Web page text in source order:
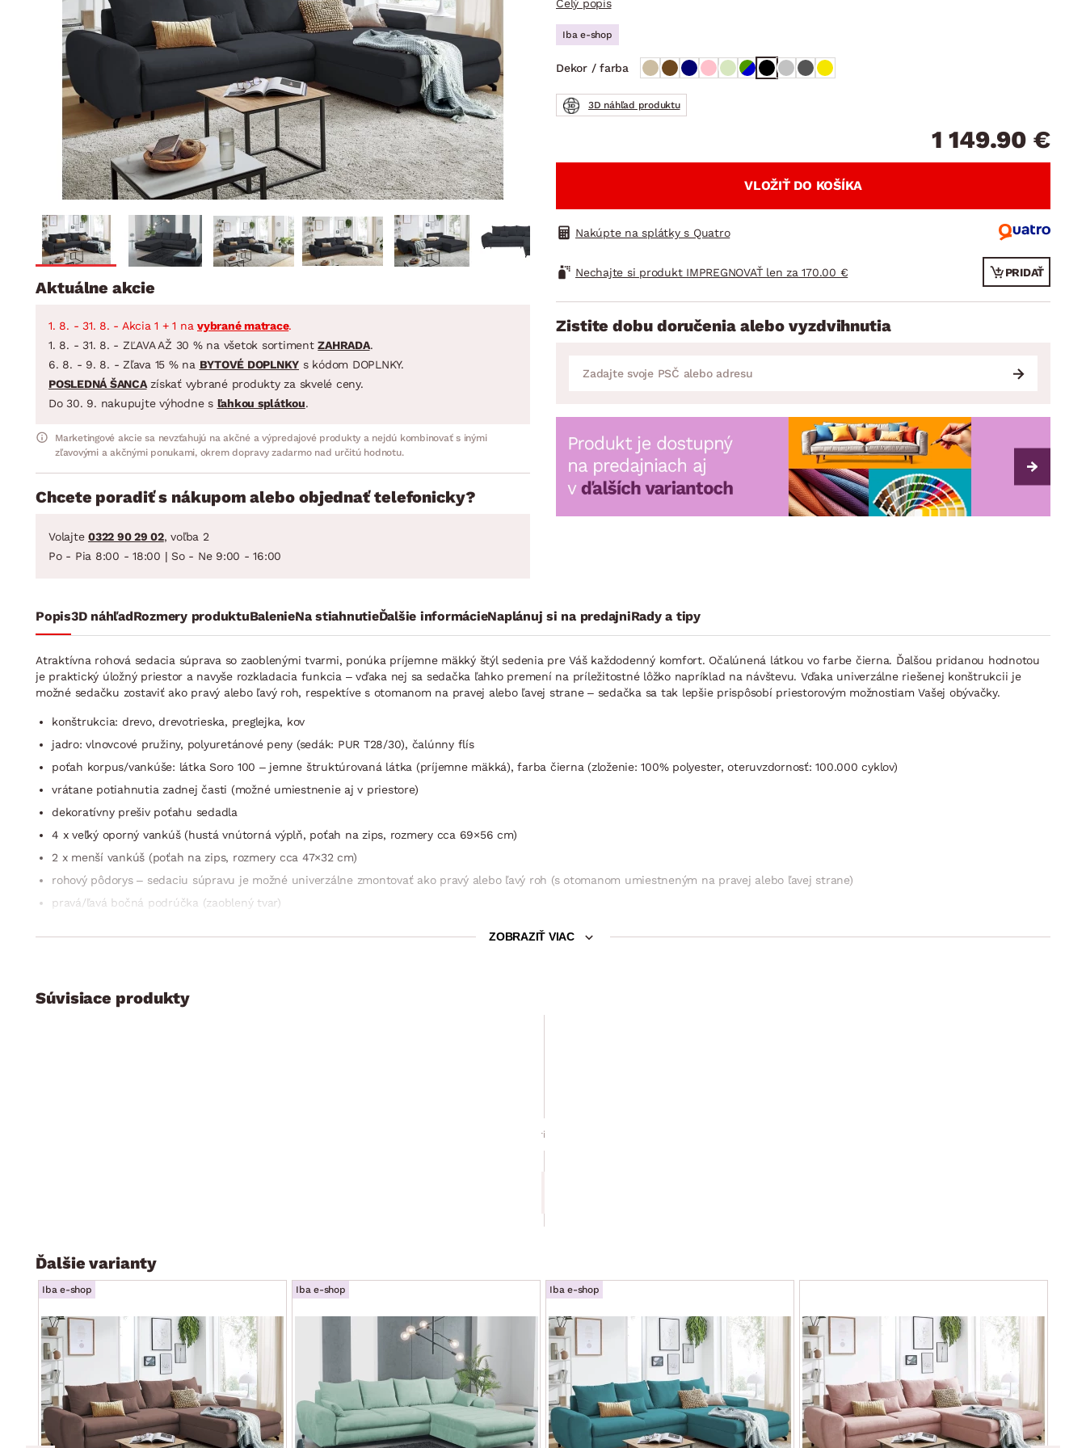
Detská izba
Predsieň, šatník a chodba
Kúpeľňa
Záhrada
Domácnosť
BYTOVÝ TEXTIL
Prikrývky
Vankúše
Koberce
Závesy a žalúzie
Zobrazit vše
STOLOVANIE A VARENIE
Jedálenský servis
Hrnce
Panvice
Zobrazit vše
DOMÁCE SPOTREBIČE
VEĽKÁ NOC
Kúpeľňové zostavy
Jedálenské zostavy
Záhradné zostavy
Celý popis
Iba e-shop
Dekor / farba
3D náhľad produktu
1 149.90 €
VLOŽIŤ DO KOŠÍKA
Nakúpte na splátky s Quatro
Nechajte si produkt IMPREGNOVAŤ len za 170.00 € PRIDAŤ
Zistite dobu doručenia alebo vyzdvihnutia
Aktuálne akcie
1. 8. - 31. 8. - Akcia 1 + 1 na vybrané matrace.
1. 8. - 31. 8. - ZĽAVA AŽ 30 % na všetok sortimentZAHRADA.
6. 8. - 9. 8. - Zľava 15 % na BYTOVÉ DOPLNKY s kódom DOPLNKY.
POSLEDNÁ ŠANCAzískať vybrané produkty za skvelé ceny.
Do 30. 9. nakupujte výhodne s ľahkou splátkou.
Marketingové akcie sa nevzťahujú na akčné a výpredajové produkty a nejdú kombinovať s inými
zľavovými a akčnými ponukami, okrem dopravy zadarmo nad určitú hodnotu.
Chcete poradiť s nákupom alebo objednať telefonicky?
Volajte 0322 90 29 02, voľba 2
Po - Pia 8:00 - 18:00 | So - Ne 9:00 - 16:00
Popis3D náhľadRozmery produktuBalenieNa stiahnutieĎalšie informácieNaplánuj si na predajniRady a tipy
Atraktívna rohová sedacia súprava so zaoblenými tvarmi, ponúka príjemne mäkký štýl sedenia pre Váš každodenný komfort. Očalúnená látkou vo farbe čierna. Ďalšou pridanou hodnotou
je praktický úložný priestor a navyše rozkladacia funkcia – vďaka nej sa sedačka ľahko premení na príležitostné lôžko napríklad na návštevu. Vďaka univerzálne riešenej konštrukcii je
možné sedačku zostaviť ako pravý alebo ľavý roh, respektíve s otomanom na pravej alebo ľavej strane – sedačka sa tak lepšie prispôsobí priestorovým možnostiam Vašej obývačky.
konštrukcia: drevo, drevotrieska, preglejka, kov
jadro: vlnovcové pružiny, polyuretánové peny (sedák: PUR T28/30), čalúnny flís
poťah korpus/vankúše: látka Soro 100 – jemne štruktúrovaná látka (príjemne mäkká), farba čierna (zloženie: 100% polyester, oteruvzdornosť: 100.000 cyklov)
vrátane potiahnutia zadnej časti (možné umiestnenie aj v priestore)
dekoratívny prešiv poťahu sedadla
4 x veľký oporný vankúš (hustá vnútorná výplň, poťah na zips, rozmery cca 69×56 cm)
2 x menší vankúš (poťah na zips, rozmery cca 47×32 cm)
rohový pôdorys – sedaciu súpravu je možné univerzálne zmontovať ako pravý alebo ľavý roh (s otomanom umiestneným na pravej alebo ľavej strane)
pravá/ľavá bočná podrúčka (zaoblený tvar)
hĺbka sedadla vrátane vankúšov: 67 cm/bez vankúšov: 90 cm
ZOBRAZIŤ VIAC
Súvisiace produkty
+ 5 farieb
Ďalšie varianty
Iba e-shop Iba e-shop Iba e-shop